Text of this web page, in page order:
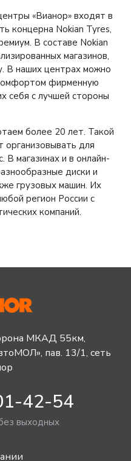
«Вианор» входят в
концерна Nokian Tyres,
В составе Nokian
магазинов,
В наших центрах можно
фирменную
себя с лучшей стороны
более 20 лет. Такой
организовывать для
В магазинах и в онлайн-
диски и
грузовых машин. Их
регион России с
компаний.
МКАД 55км,
пав. 13/1, сеть
42-54
выходных